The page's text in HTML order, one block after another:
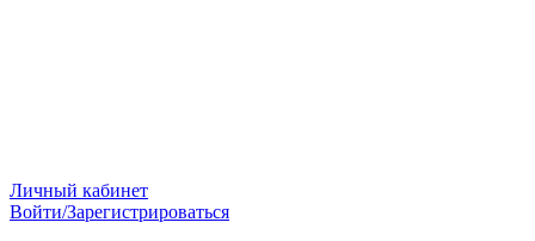
Личный кабинет
Войти/Зарегистрироваться